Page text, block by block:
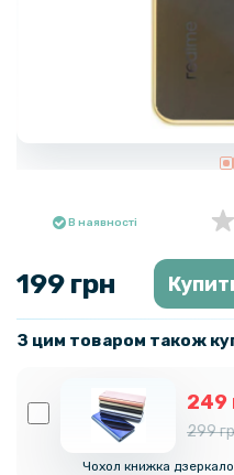
В наявності
199 грн
З цим товаром також
249
299
Чохол книжка